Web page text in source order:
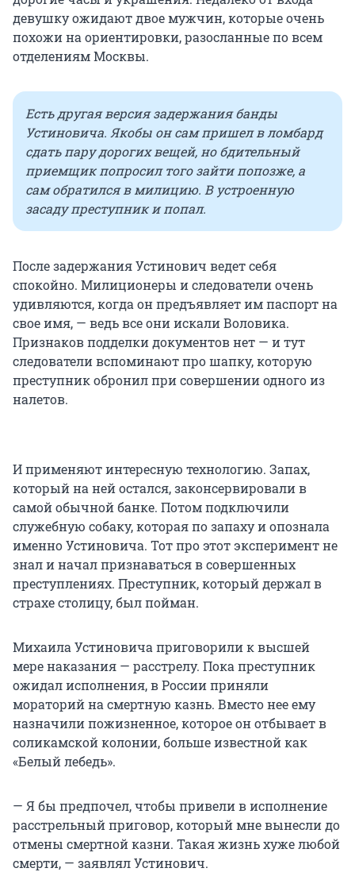
девушку ожидают двое мужчин, которые очень
похожи на ориентировки, разосланные по всем
отделениям Москвы.
Есть другая версия задержания банды
Устиновича. Якобы он сам пришел в ломбард
сдать пару дорогих вещей, но бдительный
приемщик попросил того зайти попозже, а
сам обратился в милицию. В устроенную
засаду преступник и попал.
После задержания Устинович ведет себя
спокойно. Милиционеры и следователи очень
удивляются, когда он предъявляет им паспорт на
свое имя, — ведь все они искали Воловика.
Признаков подделки документов нет — и тут
следователи вспоминают про шапку, которую
преступник обронил при совершении одного из
налетов.
И применяют интересную технологию. Запах,
который на ней остался, законсервировали в
самой обычной банке. Потом подключили
служебную собаку, которая по запаху и опознала
именно Устиновича. Тот про этот эксперимент не
знал и начал признаваться в совершенных
преступлениях. Преступник, который держал в
страхе столицу, был пойман.
Михаила Устиновича приговорили к высшей
мере наказания — расстрелу. Пока преступник
ожидал исполнения, в России приняли
мораторий на смертную казнь. Вместо нее ему
назначили пожизненное, которое он отбывает в
соликамской колонии, больше известной как
«Белый лебедь».
— Я бы предпочел, чтобы привели в исполнение
расстрельный приговор, который мне вынесли до
отмены смертной казни. Такая жизнь хуже любой
смерти, — заявлял Устинович.